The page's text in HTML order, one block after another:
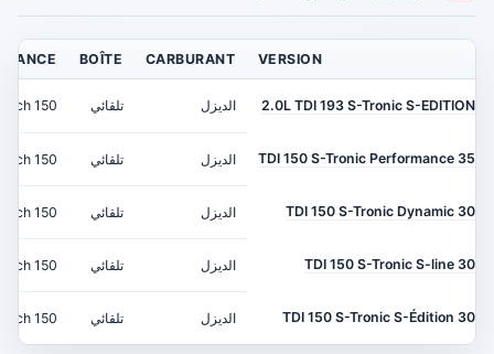
VERSION
CARBURANT
BOÎTE
2.0L TDI 193 S-Tronic S-EDITION الديزل تلقائي 150 ch
35 TDI 150 S-Tronic Performance الديزل تلقائي 150 ch
30 TDI 150 S-Tronic Dynamic الديزل تلقائي 150 ch
30 TDI 150 S-Tronic S-line الديزل تلقائي 150 ch
30 TDI 150 S-Tronic S-Édition الديزل تلقائي 150 ch